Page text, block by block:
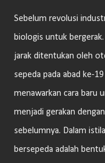
Sebelum revolusi
biologis untuk
jarak ditentukan oleh
sepeda pada abad ke-
menawarkan cara baru
menjadi gerakan
sebelumnya. Dalam
bersepeda adalah